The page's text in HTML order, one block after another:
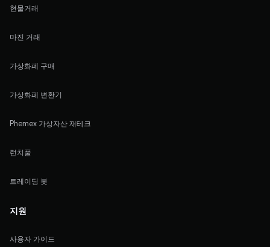
현물거래
마진 거래
가상화폐 구매
가상화폐 변환기
Phemex 가상자산 재테크
런치풀
트레이딩 봇
지원
사용자 가이드